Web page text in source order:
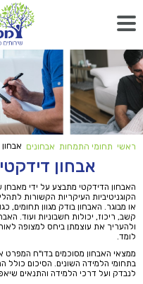
ראשי תחומי התמחות אבחונים
אבחון
האבחון הדידקטי מתבצע על ידי מאבחן
הקוגניטיביות העיקריות הקשורות
או מבוגר. האבחון בודק מגוון תחומים,
קשב, ריכוז, יכולות חשבוניות ועוד.
ולהעריך את עוצמתן ביחס למצופה
לומד.
ממצאי האבחון מסוכמים בדו"ח
בתחומי הלמידה השונים. הסיכום כולל
לנבדק ועל דרכי הלמידה והתנאים